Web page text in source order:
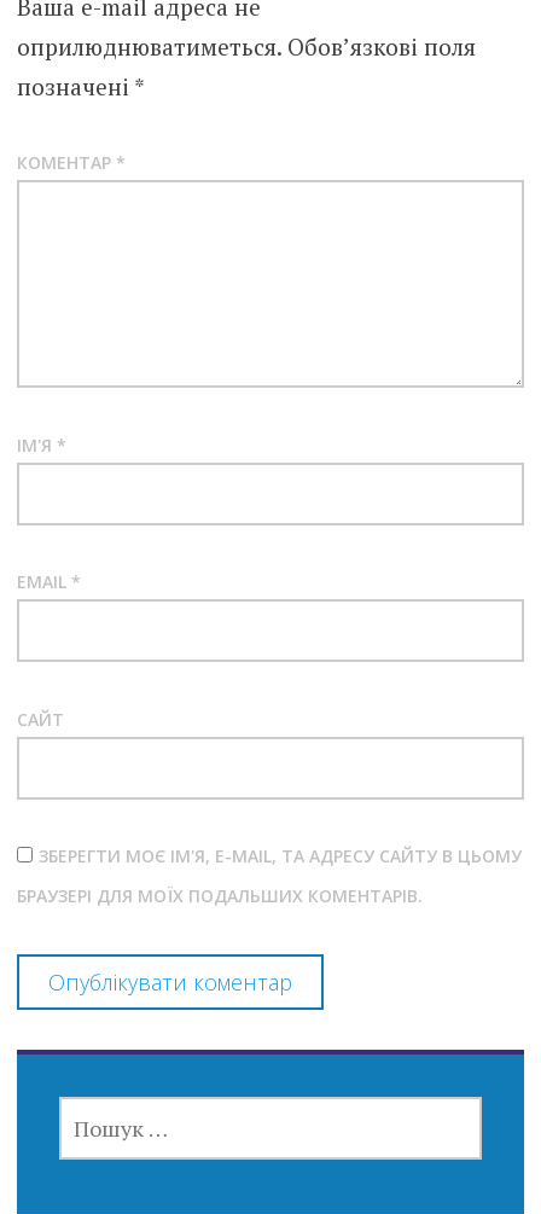
Ваша e-mail адреса не
оприлюднюватиметься. Обов’язкові поля
позначені *
КОМЕНТАР *
ІМ'Я *
EMAIL *
САЙТ
ЗБЕРЕГТИ МОЄ ІМ'Я, E-MAIL, ТА АДРЕСУ САЙТУ В ЦЬОМУ
БРАУЗЕРІ ДЛЯ МОЇХ ПОДАЛЬШИХ КОМЕНТАРІВ.